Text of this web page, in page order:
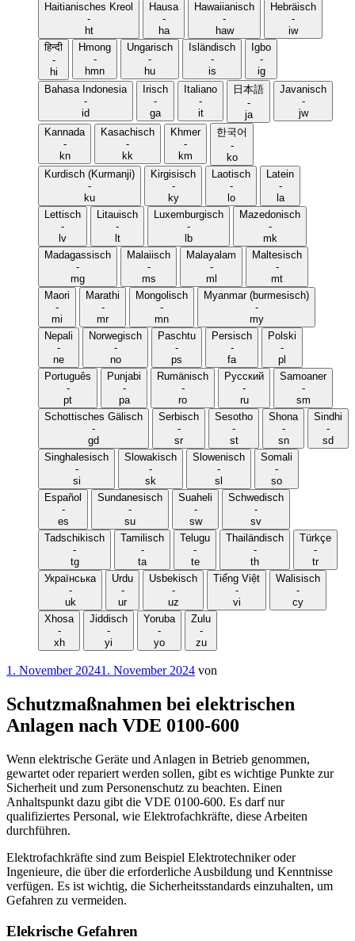
Haitianisches Kreol
-
ht
Hausa
-
ha
Hawaiianisch
-
haw
Hebräisch
-
iw
हिन्दी
-
hi
Hmong
-
hmn
Ungarisch
-
hu
Isländisch
-
is
Igbo
-
ig
Bahasa Indonesia
-
id
Irisch
-
ga
Italiano
-
it
日本語
-
ja
Javanisch
-
jw
Kannada
-
kn
Kasachisch
-
kk
Khmer
-
km
한국어
-
ko
Kurdisch (Kurmanji)
-
ku
Kirgisisch
-
ky
Laotisch
-
lo
Latein
-
la
Lettisch
-
lv
Litauisch
-
lt
Luxemburgisch
-
lb
Mazedonisch
-
mk
Madagassisch
-
mg
Malaiisch
-
ms
Malayalam
-
ml
Maltesisch
-
mt
Maori
-
mi
Marathi
-
mr
Mongolisch
-
mn
Myanmar (burmesisch)
-
my
Nepali
-
ne
Norwegisch
-
no
Paschtu
-
ps
Persisch
-
fa
Polski
-
pl
Português
-
pt
Punjabi
-
pa
Rumänisch
-
ro
Русский
-
ru
Samoaner
-
sm
Schottisches Gälisch
-
gd
Serbisch
-
sr
Sesotho
-
st
Shona
-
sn
Sindhi
-
sd
Singhalesisch
-
si
Slowakisch
-
sk
Slowenisch
-
sl
Somali
-
so
Español
-
es
Sundanesisch
-
su
Suaheli
-
sw
Schwedisch
-
sv
Tadschikisch
-
tg
Tamilisch
-
ta
Telugu
-
te
Thailändisch
-
th
Türkçe
-
tr
Українська
-
uk
Urdu
-
ur
Usbekisch
-
uz
Tiếng Việt
-
vi
Walisisch
-
cy
Xhosa
-
xh
Jiddisch
-
yi
Yoruba
-
yo
Zulu
-
zu
Veröffentlicht
1. November 20241. November 2024 von
Schutzmaßnahmen bei elektrischen
Anlagen nach VDE 0100-600
Wenn elektrische Geräte und Anlagen in Betrieb genommen,
gewartet oder repariert werden sollen, gibt es wichtige Punkte zur
Sicherheit und zum Personenschutz zu beachten. Einen
Anhaltspunkt dazu gibt die VDE 0100-600. Es darf nur
qualifiziertes Personal, wie Elektrofachkräfte, diese Arbeiten
durchführen.
Elektrofachkräfte sind zum Beispiel Elektrotechniker oder
Ingenieure, die über die erforderliche Ausbildung und Kenntnisse
verfügen. Es ist wichtig, die Sicherheitsstandards einzuhalten, um
Gefahren zu vermeiden.
Elekrische Gefahren